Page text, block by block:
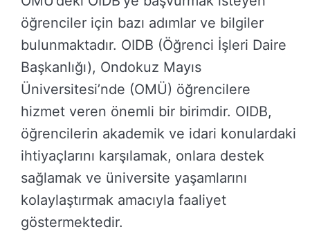
öğrenciler için bazı adımlar ve bilgiler
bulunmaktadır. OIDB (Öğrenci İşleri Daire
Başkanlığı), Ondokuz Mayıs
Üniversitesi’nde (OMÜ) öğrencilere
hizmet veren önemli bir birimdir. OIDB,
öğrencilerin akademik ve idari konulardaki
ihtiyaçlarını karşılamak, onlara destek
sağlamak ve üniversite yaşamlarını
kolaylaştırmak amacıyla faaliyet
göstermektedir.